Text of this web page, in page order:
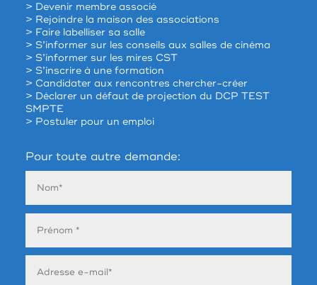
> Devenir membre associé
> Rejoindre la maison des associations
> Faire labelliser sa salle
> S’informer sur les conseils aux salles de cinéma
> S’informer sur les mires CST
> S’inscrire à une formation
> Candidater aux rencontres chercher-créer
> Déclarer un défaut de projection du DCP TEST
SMPTE
> Postuler pour un emploi
Pour toute autre demande: